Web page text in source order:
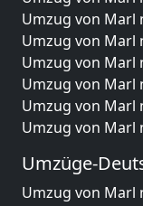
Umzug von Marl
Umzug von Marl
Umzug von Marl
Umzug von Marl
Umzug von Marl
Umzug von Marl
Umzüge-
Umzug von Marl